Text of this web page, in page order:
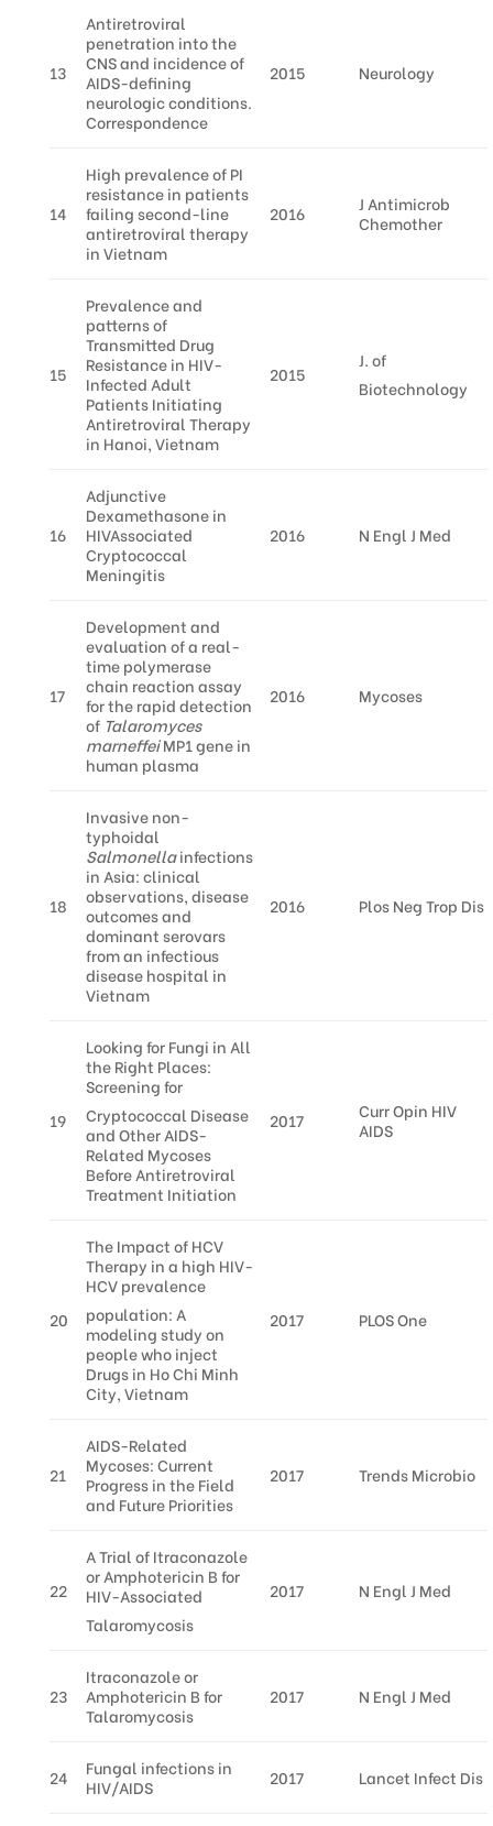
13
Antiretroviral
penetration into the
CNS and incidence of
AIDS-defining
neurologic conditions.
Correspondence
2015 Neurology
14
High prevalence of PI
resistance in patients
failing second-line
antiretroviral therapy
in Vietnam
2016
J Antimicrob
Chemother
15
Prevalence and
patterns of
Transmitted Drug
Resistance in HIV-
Infected Adult
Patients Initiating
Antiretroviral Therapy
in Hanoi, Vietnam
2015
J. of
Biotechnology
16
Adjunctive
Dexamethasone in
HIVAssociated
Cryptococcal
Meningitis
2016 N Engl J Med
17
Development and
evaluation of a real-
time polymerase
chain reaction assay
for the rapid detection
of Talaromyces
marneffeiMP1 gene in
human plasma
2016 Mycoses
18
Invasive non-
typhoidal
Salmonellainfections
in Asia: clinical
observations, disease
outcomes and
dominant serovars
from an infectious
disease hospital in
Vietnam
2016 Plos Neg Trop Dis
19
Looking for Fungi in All
the Right Places:
Screening for
Cryptococcal Disease
and Other AIDS-
Related Mycoses
Before Antiretroviral
Treatment Initiation
2017
Curr Opin HIV
AIDS
20
The Impact of HCV
Therapy in a high HIV-
HCV prevalence
population: A
modeling study on
people who inject
Drugs in Ho Chi Minh
City, Vietnam
2017 PLOS One
21
AIDS-Related
Mycoses: Current
Progress in the Field
and Future Priorities
2017 Trends Microbio
22
A Trial of Itraconazole
or Amphotericin B for
HIV-Associated
Talaromycosis
2017 N Engl J Med
23
Itraconazole or
Amphotericin B for
Talaromycosis
2017 N Engl J Med
24
Fungal infections in
HIV/AIDS
2017 Lancet Infect Dis